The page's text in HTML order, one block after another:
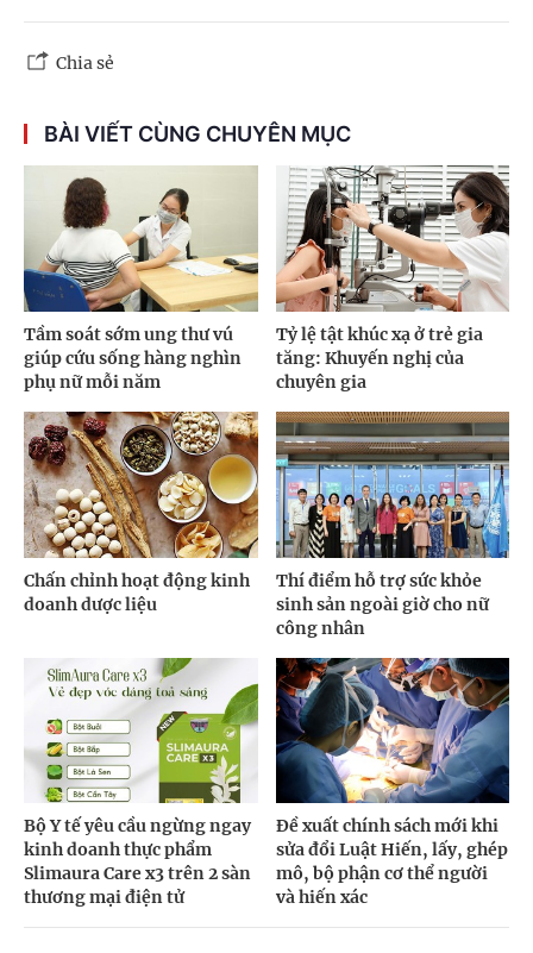
Chia sẻ
BÀI VIẾT CÙNG CHUYÊN MỤC
Tầm soát sớm ung thư vú
giúp cứu sống hàng nghìn
phụ nữ mỗi năm
Tỷ lệ tật khúc xạ ở trẻ gia
tăng: Khuyến nghị của
chuyên gia
Chấn chỉnh hoạt động kinh
doanh dược liệu
Thí điểm hỗ trợ sức khỏe
sinh sản ngoài giờ cho nữ
công nhân
Bộ Y tế yêu cầu ngừng ngay
kinh doanh thực phẩm
Slimaura Care x3 trên 2 sàn
thương mại điện tử
Đề xuất chính sách mới khi
sửa đổi Luật Hiến, lấy, ghép
mô, bộ phận cơ thể người
và hiến xác